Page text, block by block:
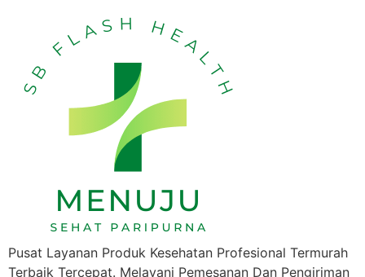
Pusat Layanan Produk Kesehatan Profesional Termurah
Terbaik Tercepat. Melayani Pemesanan Dan Pengiriman